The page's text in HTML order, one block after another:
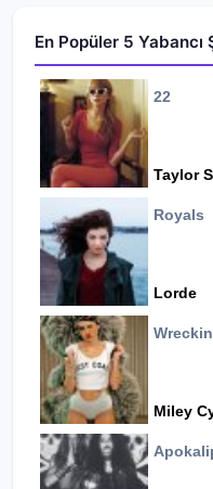
En Popüler 5 Yabancı
22
Taylor
Royals
Lorde
Miley